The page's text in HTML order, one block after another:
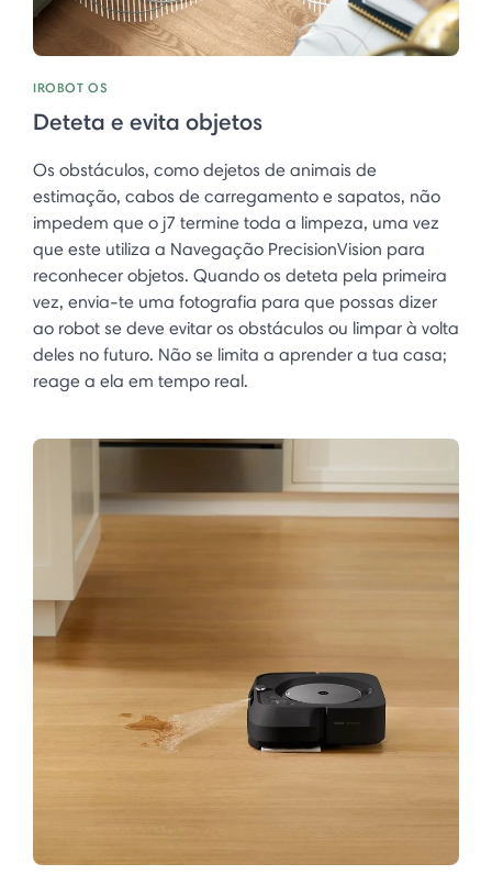
IROBOT OS
Deteta e evita objetos
Os obstáculos, como dejetos de animais de
estimação, cabos de carregamento e sapatos, não
impedem que o j7 termine toda a limpeza, uma vez
que este utiliza a Navegação PrecisionVision para
reconhecer objetos. Quando os deteta pela primeira
vez, envia-te uma fotografia para que possas dizer
ao robot se deve evitar os obstáculos ou limpar à volta
deles no futuro. Não se limita a aprender a tua casa;
reage a ela em tempo real. ​